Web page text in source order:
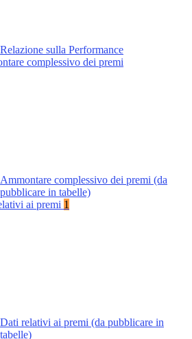
Relazione sulla Performance
complessivo dei premi
Ammontare complessivo dei premi (da
pubblicare in tabelle)
ai premi 1
Dati relativi ai premi (da pubblicare in
tabelle)